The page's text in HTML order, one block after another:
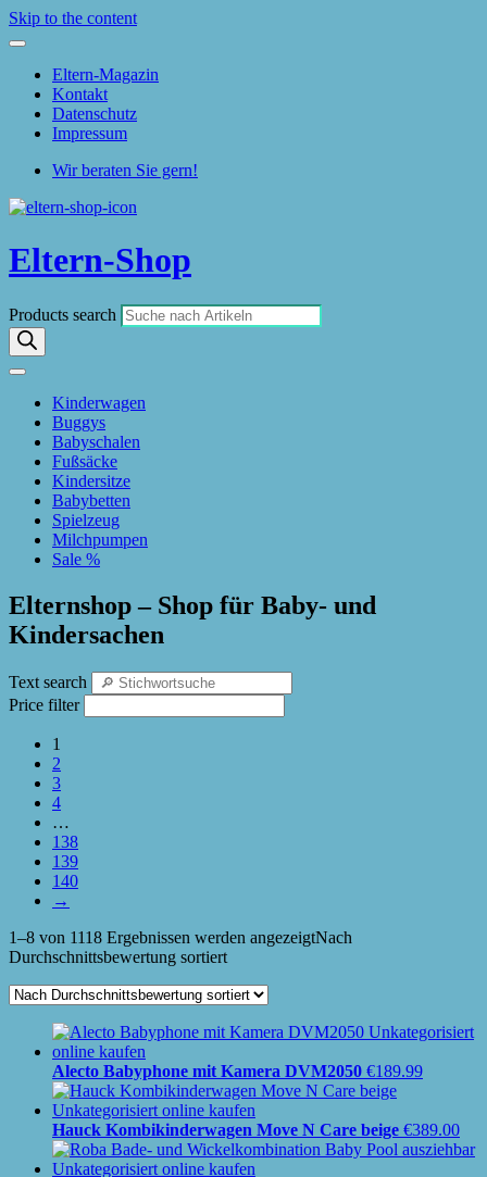
Skip to the content
Eltern-Magazin
Kontakt
Datenschutz
Impressum
Wir beraten Sie gern!
Eltern-Shop
Products search
Kinderwagen
Buggys
Babyschalen
Fußsäcke
Kindersitze
Babybetten
Spielzeug
Milchpumpen
Sale %
Elternshop – Shop für Baby- und
Kindersachen
Text search
Price filter
1
2
3
4
…
138
139
140
→
1–8 von 1118 Ergebnissen werden angezeigtNach
Durchschnittsbewertung sortiert
Alecto Babyphone mit Kamera DVM2050 €189.99
Hauck Kombikinderwagen Move N Care beige €389.00